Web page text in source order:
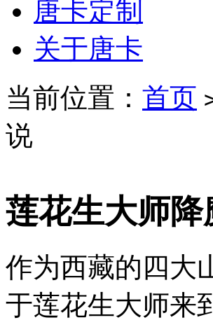
唐卡定制
关于唐卡
当前位置： 首页
说
莲花生大师
作为西藏的四大
于莲花生大师来